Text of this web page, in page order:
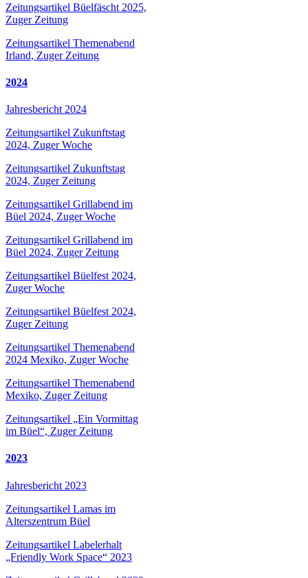
Zeitungsartikel Büelfäscht 2025,
Zuger Zeitung
Zeitungsartikel Themenabend
Irland, Zuger Zeitung
2024
Jahresbericht 2024
Zeitungsartikel Zukunftstag
2024, Zuger Woche
Zeitungsartikel Zukunftstag
2024, Zuger Zeitung
Zeitungsartikel Grillabend im
Büel 2024, Zuger Woche
Zeitungsartikel Grillabend im
Büel 2024, Zuger Zeitung
Zeitungsartikel Büelfest 2024,
Zuger Woche
Zeitungsartikel Büelfest 2024,
Zuger Zeitung
Zeitungsartikel Themenabend
2024 Mexiko, Zuger Woche
Zeitungsartikel Themenabend
Mexiko, Zuger Zeitung
Zeitungsartikel „Ein Vormittag
im Büel“, Zuger Zeitung
2023
Jahresbericht 2023
Zeitungsartikel Lamas im
Alterszentrum Büel
Zeitungsartikel Labelerhalt
„Friendly Work Space“ 2023